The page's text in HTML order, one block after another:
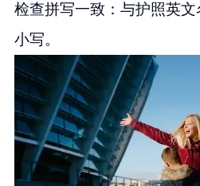
检查拼写一致：与护照英
小写。